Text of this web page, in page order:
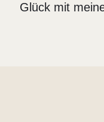
Glück mit